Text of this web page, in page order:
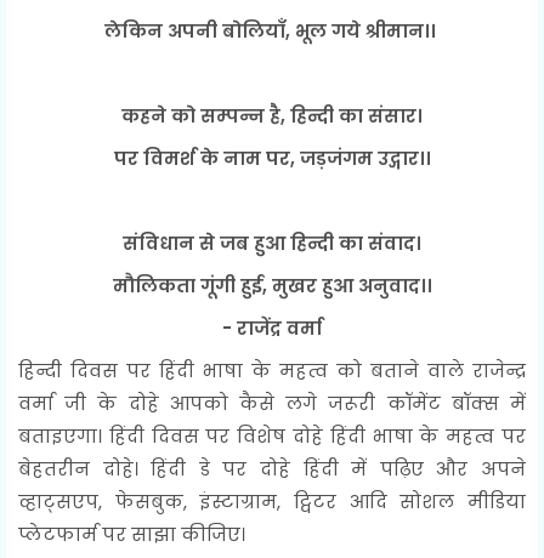
लेकिन अपनी बोलियाँ, भूल गये श्रीमान।।
कहने को सम्पन्न है, हिन्दी का संसार।
पर विमर्श के नाम पर, जड़जंगम उद्गार।।
संविधान से जब हुआ हिन्दी का संवाद।
मौलिकता गूंगी हुई, मुखर हुआ अनुवाद।।
- राजेंद्र वर्मा
हिन्दी दिवस पर हिंदी भाषा के महत्व को बताने वाले राजेन्द्र
वर्मा जी के दोहे आपको कैसे लगे जरूरी कॉमेंट बॉक्स में
बताइएगा। हिंदी दिवस पर विशेष दोहे हिंदी भाषा के महत्व पर
बेहतरीन दोहे। हिंदी डे पर दोहे हिंदी में पढ़िए और अपने
व्हाट्सएप, फेसबुक, इंस्टाग्राम, ट्विटर आदि सोशल मीडिया
प्लेटफार्म पर साझा कीजिए।